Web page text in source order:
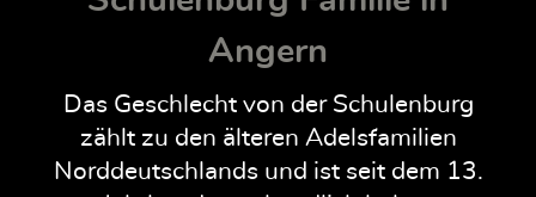
Angern
Das Geschlecht von der Schulenburg
zählt zu den älteren Adelsfamilien
Norddeutschlands und ist seit dem 13.